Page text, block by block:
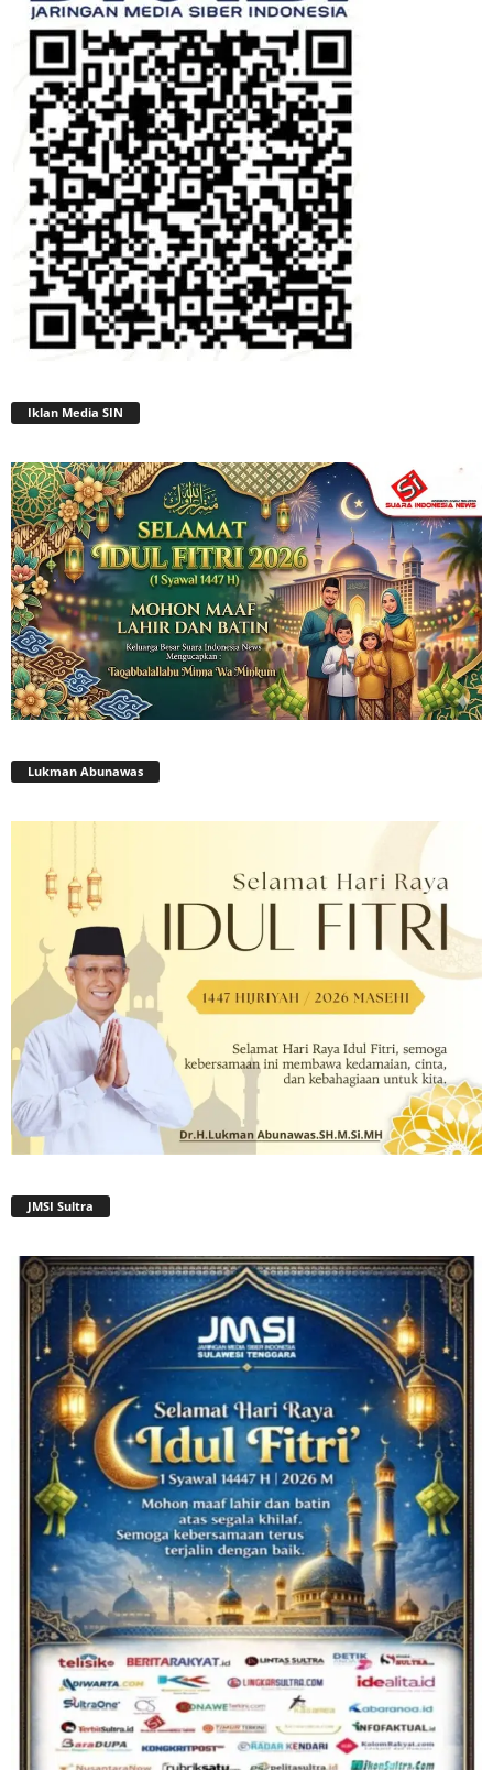
Iklan Media SIN
Lukman Abunawas
JMSI Sultra